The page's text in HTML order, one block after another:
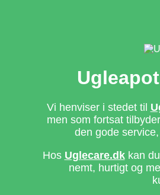
Vi henviser i stedet til
men som fortsat
den gode
Hos Uglecare.dkkan du
nemt, hurtigt og